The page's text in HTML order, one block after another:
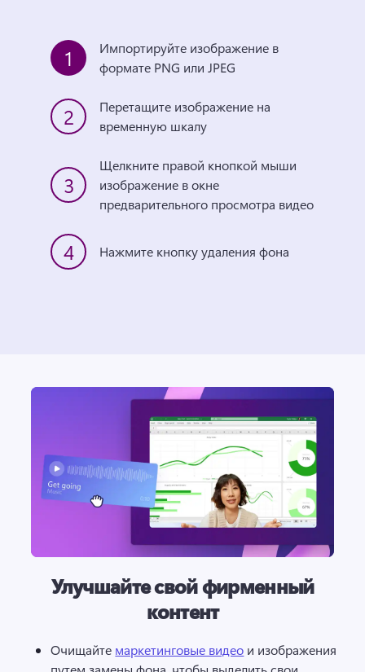
1
Импортируйте изображение в
формате PNG или JPEG
2
Перетащите изображение на
временную шкалу
3
Щелкните правой кнопкой мыши
изображение в окне
предварительного просмотра видео
4 Нажмите кнопку удаления фона
Улучшайте свой фирменный
контент
Очищайте маркетинговые видео и изображения